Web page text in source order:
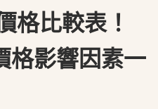
格比較表！
格影響因素一